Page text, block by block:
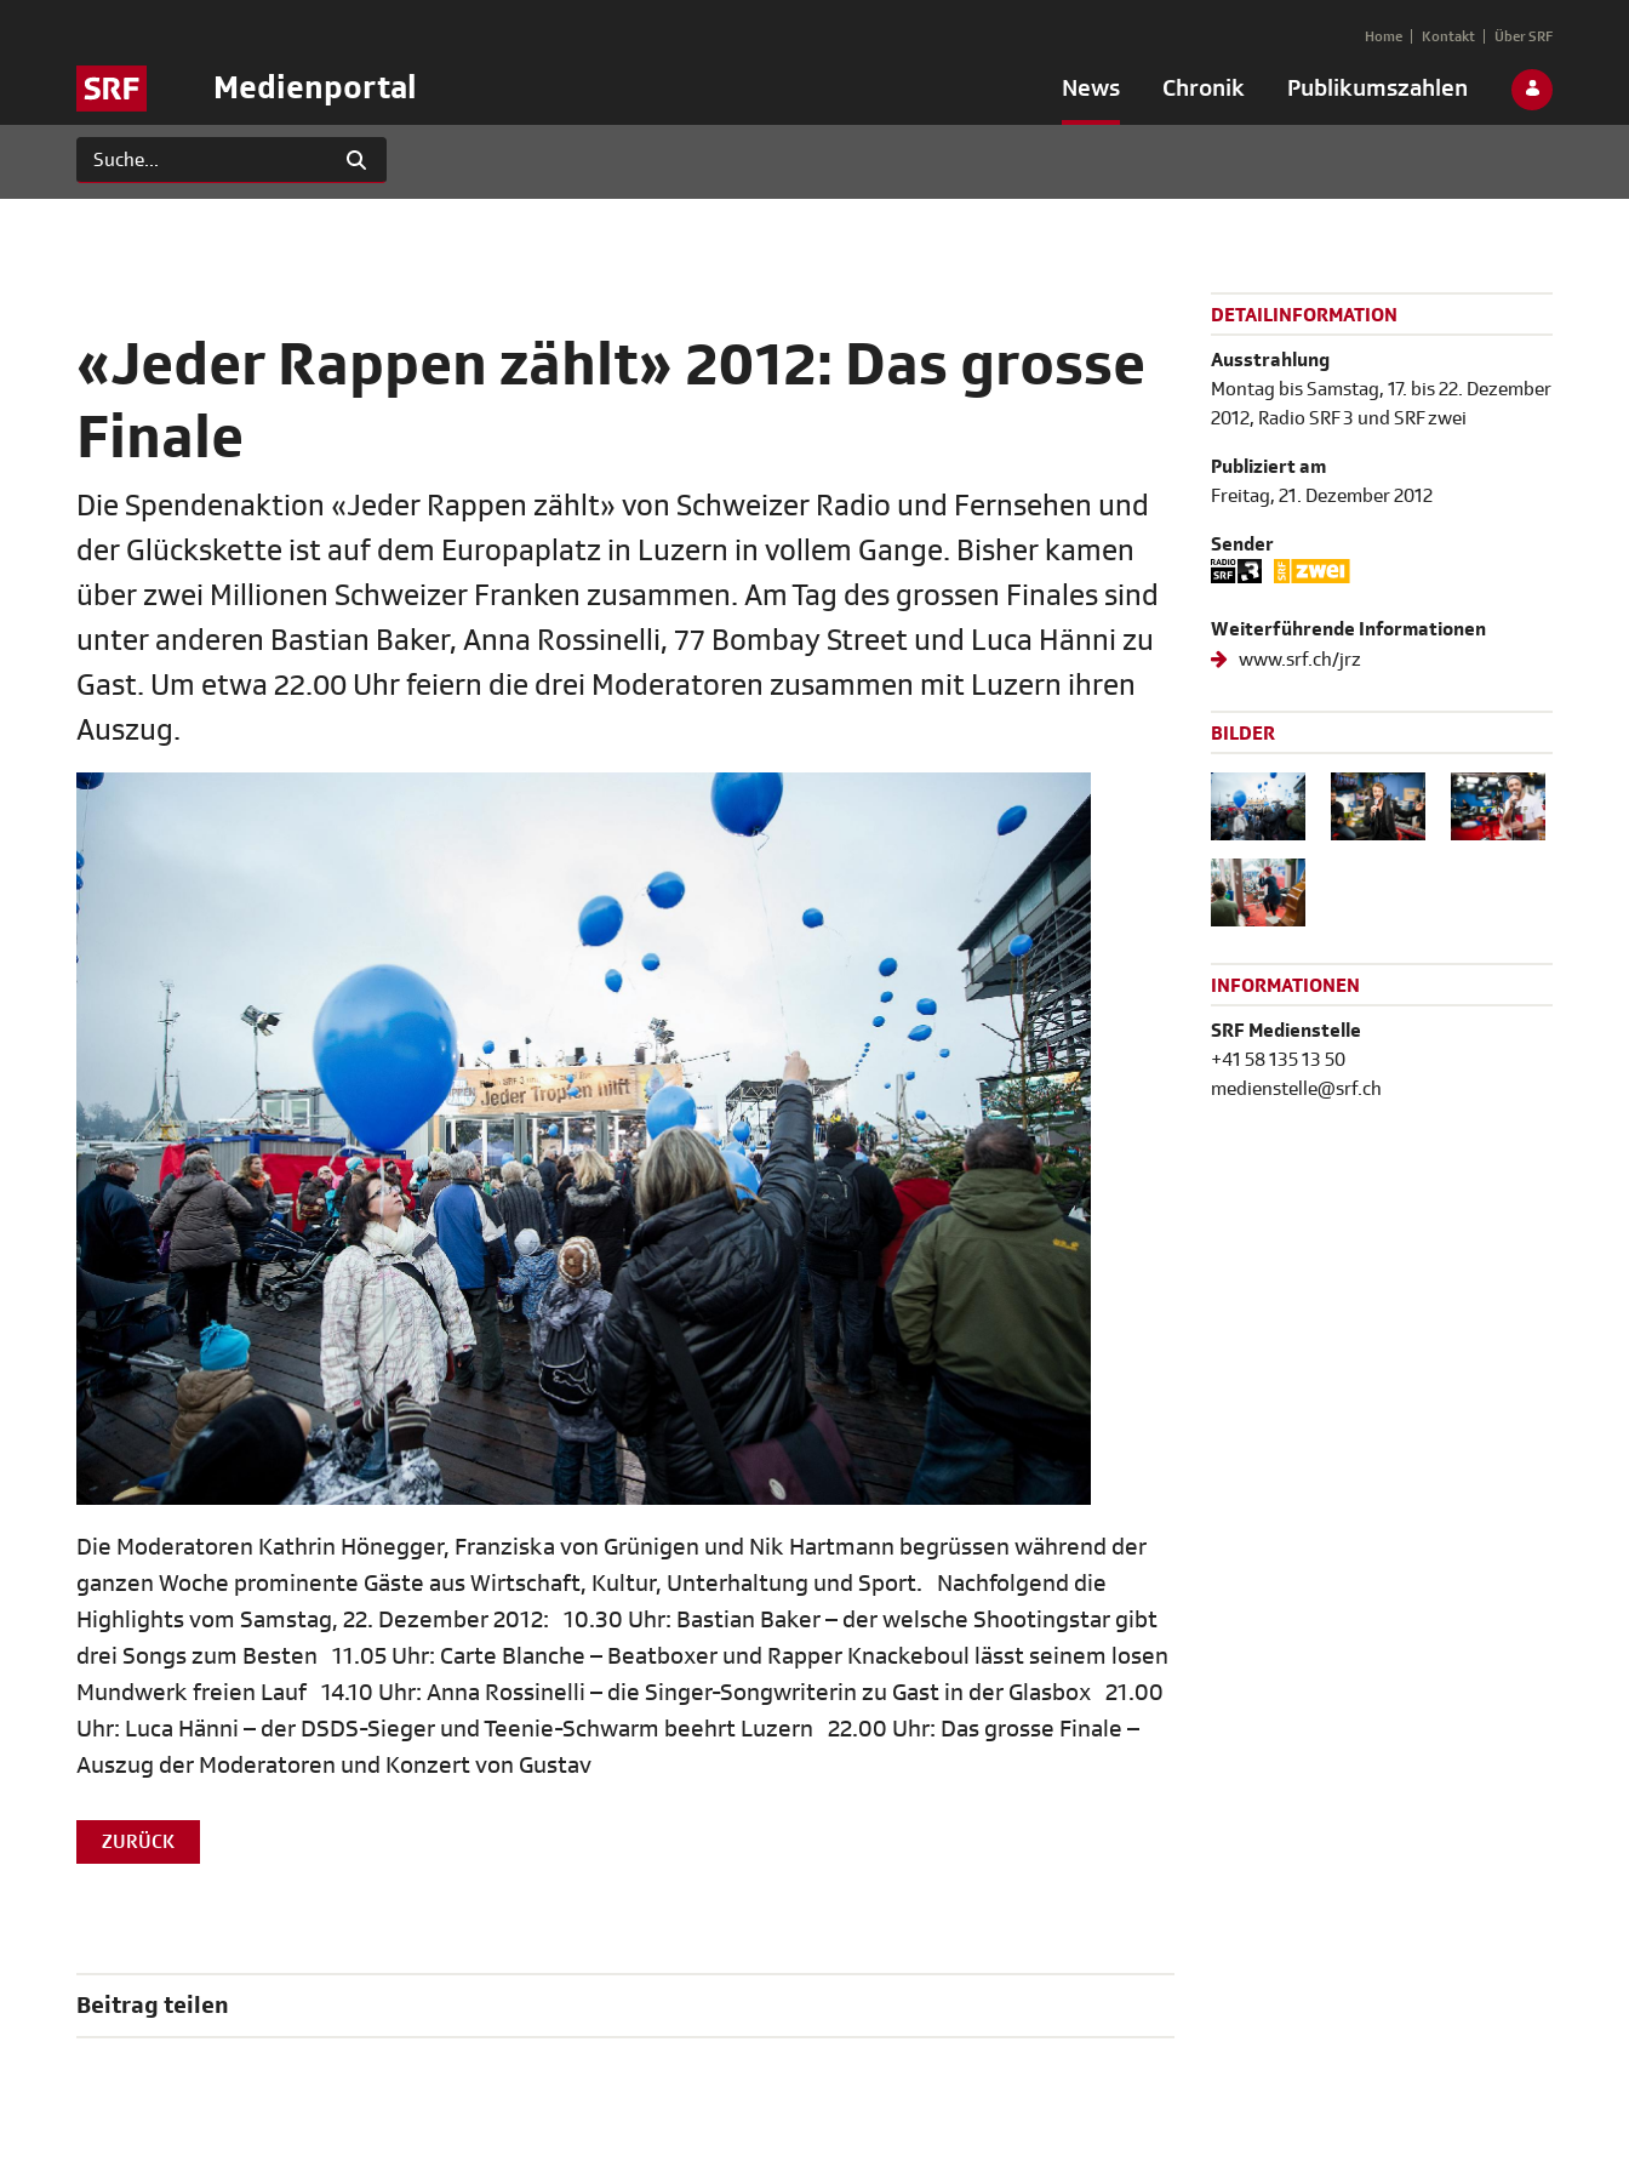
Medienportal News Chronik Publikumszahlen
Home Kontakt Über SRF
«Jeder Rappen zählt» 2012: Das grosse
Finale
Die Spendenaktion «Jeder Rappen zählt» von Schweizer Radio und Fernsehen und
der Glückskette ist auf dem Europaplatz in Luzern in vollem Gange. Bisher kamen
über zwei Millionen Schweizer Franken zusammen. Am Tag des grossen Finales sind
unter anderen Bastian Baker, Anna Rossinelli, 77 Bombay Street und Luca Hänni zu
Gast. Um etwa 22.00 Uhr feiern die drei Moderatoren zusammen mit Luzern ihren
Auszug.
Die Moderatoren Kathrin Hönegger, Franziska von Grünigen und Nik Hartmann begrüssen während der
ganzen Woche prominente Gäste aus Wirtschaft, Kultur, Unterhaltung und Sport. Nachfolgend die
Highlights vom Samstag, 22. Dezember 2012: 10.30 Uhr: Bastian Baker – der welsche Shootingstar gibt
drei Songs zum Besten 11.05 Uhr: Carte Blanche – Beatboxer und Rapper Knackeboul lässt seinem losen
Mundwerk freien Lauf 14.10 Uhr: Anna Rossinelli – die Singer-Songwriterin zu Gast in der Glasbox 21.00
Uhr: Luca Hänni – der DSDS-Sieger und Teenie-Schwarm beehrt Luzern 22.00 Uhr: Das grosse Finale –
Auszug der Moderatoren und Konzert von Gustav
ZURÜCK
Beitrag teilen
DETAILINFORMATION
Ausstrahlung
Montag bis Samstag, 17. bis 22. Dezember
2012, Radio SRF 3 und SRF zwei
Publiziert am
Freitag, 21. Dezember 2012
Sender
Weiterführende Informationen
www.srf.ch/jrz
BILDER
INFORMATIONEN
SRF Medienstelle
+41 58 135 13 50
medienstelle@srf.ch